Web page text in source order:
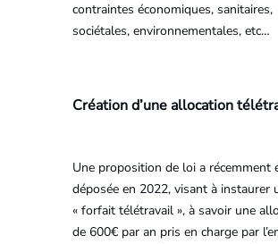
contraintes économiques, sanitaires,
sociétales, environnementales, etc…
Création d’une allocation
Une proposition de loi a récemment
déposée en 2022, visant à instaurer
« forfait télétravail », à savoir une
de 600€ par an pris en charge par